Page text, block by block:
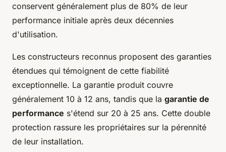
conservent généralement plus de 80% de leur
performance initiale après deux décennies
d'utilisation.
Les constructeurs reconnus proposent des garanties
étendues qui témoignent de cette fiabilité
exceptionnelle. La garantie produit couvre
généralement 10 à 12 ans, tandis que la garantie de
performance s'étend sur 20 à 25 ans. Cette double
protection rassure les propriétaires sur la pérennité
de leur installation.